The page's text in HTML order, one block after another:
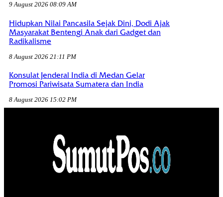
9 August 2026 08:09 AM
Hidupkan Nilai Pancasila Sejak Dini, Dodi Ajak
Masyarakat Bentengi Anak dari Gadget dan
Radikalisme
8 August 2026 21:11 PM
Konsulat Jenderal India di Medan Gelar
Promosi Pariwisata Sumatera dan India
8 August 2026 15:02 PM